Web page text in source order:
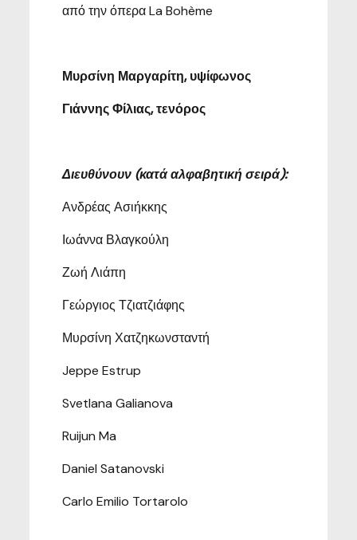
από την όπερα La Bohème
Μυρσίνη Μαργαρίτη, υψίφωνος
Γιάννης Φίλιας, τενόρος
Διευθύνουν (κατά αλφαβητική σειρά):
Ανδρέας Ασιήκκης
Ιωάννα Βλαγκούλη
Ζωή Λιάπη
Γεώργιος Τζιατζιάφης
Μυρσίνη Χατζηκωνσταντή
Jeppe Estrup
Svetlana Galianova
Ruijun Ma
Daniel Satanovski
Carlo Emilio Tortarolo